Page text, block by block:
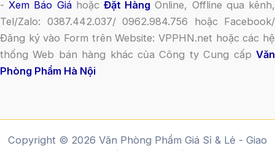
-Xem Báo GiáhoặcĐặt Hàng Online, Offline qua kênh,
Tel/Zalo: 0387.442.037/ 0962.984.756 hoặc Facebook/
Đăng ký vào Form trên Website: VPPHN.net hoặc các hệ
thống Web bán hàng khác của Công ty Cung cấp Văn
Phòng Phẩm Hà Nội
Copyright © 2026 Văn Phòng Phẩm Giá Sỉ & Lẻ - Giao